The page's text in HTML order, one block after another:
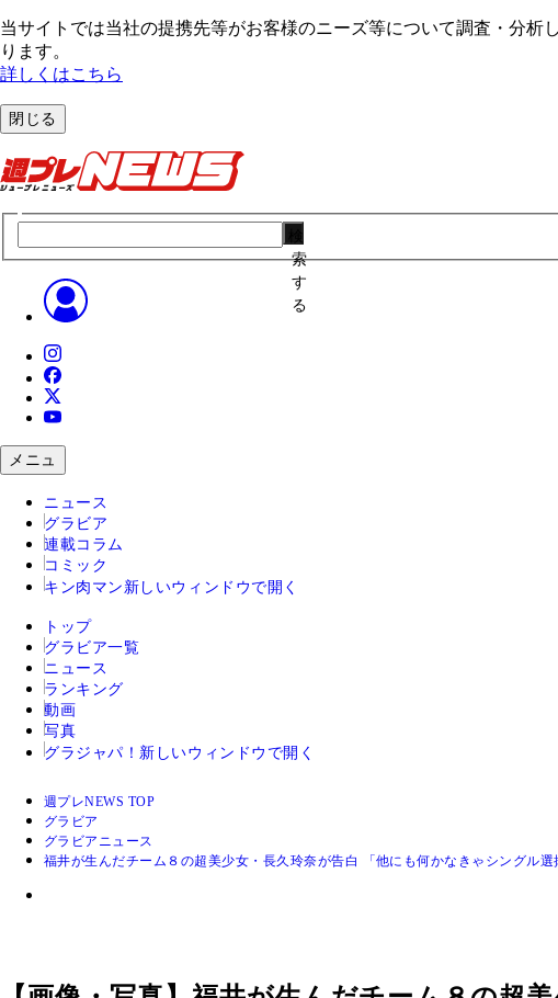
当サイトでは当社の提携先等がお客様のニーズ等について調査・分析
ります。
詳しくはこちら
閉じる
索
す
る
メニュ
ニュース
グラビア
連載コラム
コミック
キン肉マン 新しいウィンドウで開く
トップ
グラビア一覧
ニュース
ランキング
動画
写真
グラジャパ！ 新しいウィンドウで開く
週プレNEWS TOP
グラビア
グラビアニュース
福井が生んだチーム８の超美少女・長久玲奈が告白 「他にも何かなきゃシングル選